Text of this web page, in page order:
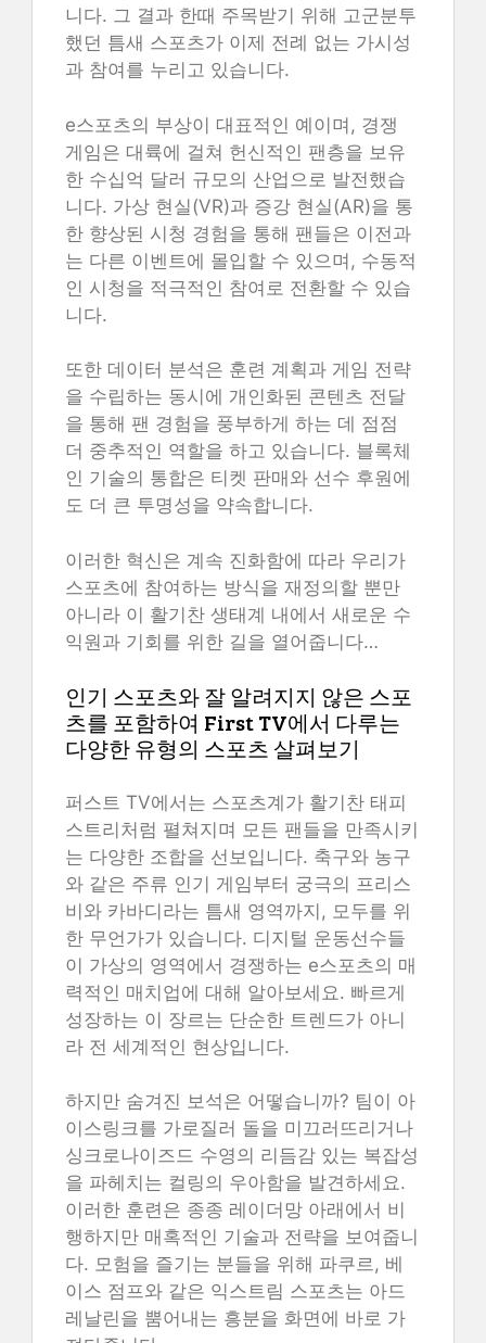
니다. 그 결과 한때 주목받기 위해 고군분투
했던 틈새 스포츠가 이제 전례 없는 가시성
과 참여를 누리고 있습니다.
e스포츠의 부상이 대표적인 예이며, 경쟁
게임은 대륙에 걸쳐 헌신적인 팬층을 보유
한 수십억 달러 규모의 산업으로 발전했습
니다. 가상 현실(VR)과 증강 현실(AR)을 통
한 향상된 시청 경험을 통해 팬들은 이전과
는 다른 이벤트에 몰입할 수 있으며, 수동적
인 시청을 적극적인 참여로 전환할 수 있습
니다.
또한 데이터 분석은 훈련 계획과 게임 전략
을 수립하는 동시에 개인화된 콘텐츠 전달
을 통해 팬 경험을 풍부하게 하는 데 점점
더 중추적인 역할을 하고 있습니다. 블록체
인 기술의 통합은 티켓 판매와 선수 후원에
도 더 큰 투명성을 약속합니다.
이러한 혁신은 계속 진화함에 따라 우리가
스포츠에 참여하는 방식을 재정의할 뿐만
아니라 이 활기찬 생태계 내에서 새로운 수
익원과 기회를 위한 길을 열어줍니다…
인기 스포츠와 잘 알려지지 않은 스포
츠를 포함하여 First TV에서 다루는
다양한 유형의 스포츠 살펴보기
퍼스트 TV에서는 스포츠계가 활기찬 태피
스트리처럼 펼쳐지며 모든 팬들을 만족시키
는 다양한 조합을 선보입니다. 축구와 농구
와 같은 주류 인기 게임부터 궁극의 프리스
비와 카바디라는 틈새 영역까지, 모두를 위
한 무언가가 있습니다. 디지털 운동선수들
이 가상의 영역에서 경쟁하는 e스포츠의 매
력적인 매치업에 대해 알아보세요. 빠르게
성장하는 이 장르는 단순한 트렌드가 아니
라 전 세계적인 현상입니다.
하지만 숨겨진 보석은 어떻습니까? 팀이 아
이스링크를 가로질러 돌을 미끄러뜨리거나
싱크로나이즈드 수영의 리듬감 있는 복잡성
을 파헤치는 컬링의 우아함을 발견하세요.
이러한 훈련은 종종 레이더망 아래에서 비
행하지만 매혹적인 기술과 전략을 보여줍니
다. 모험을 즐기는 분들을 위해 파쿠르, 베
이스 점프와 같은 익스트림 스포츠는 아드
레날린을 뿜어내는 흥분을 화면에 바로 가